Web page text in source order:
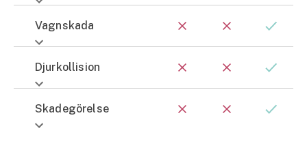
Vagnskada
Djurkollision
Skadegörelse